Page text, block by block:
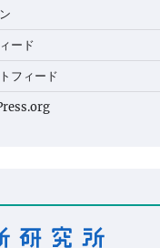
ード
フィード